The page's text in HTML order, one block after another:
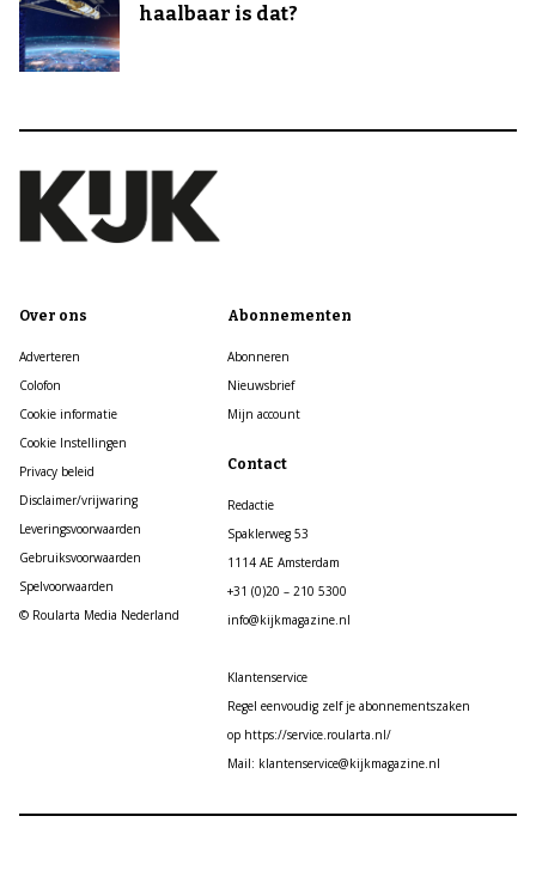
haalbaar is dat?
Over ons
Adverteren
Colofon
Cookie informatie
Cookie Instellingen
Privacy beleid
Disclaimer/vrijwaring
Leveringsvoorwaarden
Gebruiksvoorwaarden
Spelvoorwaarden
© Roularta Media Nederland
Abonnementen
Abonneren
Nieuwsbrief
Mijn account
Contact
Redactie
Spaklerweg 53
1114 AE Amsterdam
+31 (0)20 – 210 5300
info@kijkmagazine.nl
Klantenservice
Regel eenvoudig zelf je abonnementszaken
op https://service.roularta.nl/
Mail: klantenservice@kijkmagazine.nl